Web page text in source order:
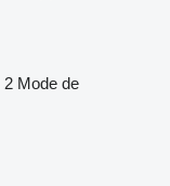
2 Mode de